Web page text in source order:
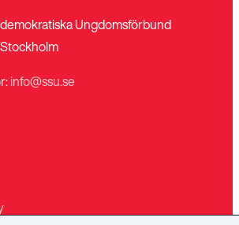
Ungdomsförbund
Stockholm
info@ssu.se